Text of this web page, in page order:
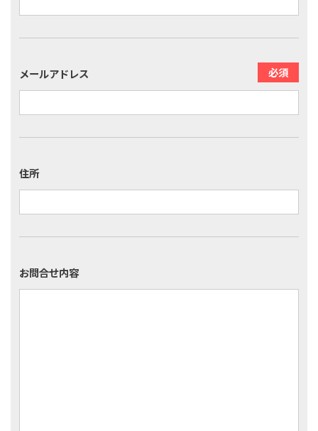
メールアドレス
住所
お問合せ内容